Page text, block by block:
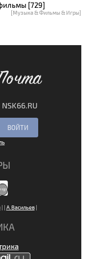
[729]
[Музыка & Фильмы & Игры]
NSK66.RU
| А.Васильев|